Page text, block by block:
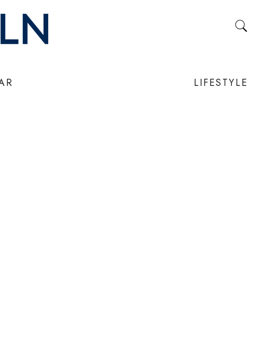
LIFESTYLE